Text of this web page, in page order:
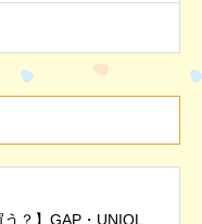
う？】GAP・UNIQL